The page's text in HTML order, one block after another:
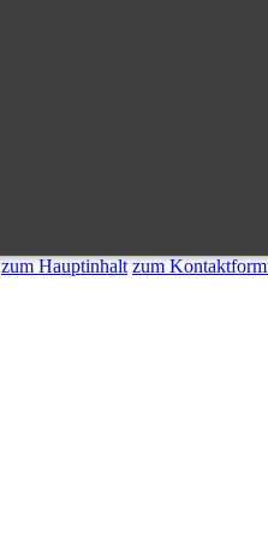
zum Hauptinhalt zum